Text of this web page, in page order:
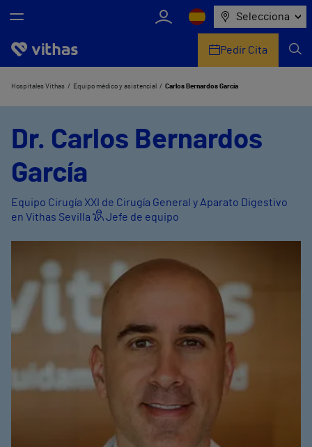
Selecciona
Nosotros
Información útil
Pedir Cita
Hospitales Vithas Equipo médico y asistencial Carlos Bernardos García
Dr. Carlos Bernardos
García
Equipo Cirugía XXI de Cirugía General y Aparato Digestivo
en Vithas Sevilla
Jefe de equipo